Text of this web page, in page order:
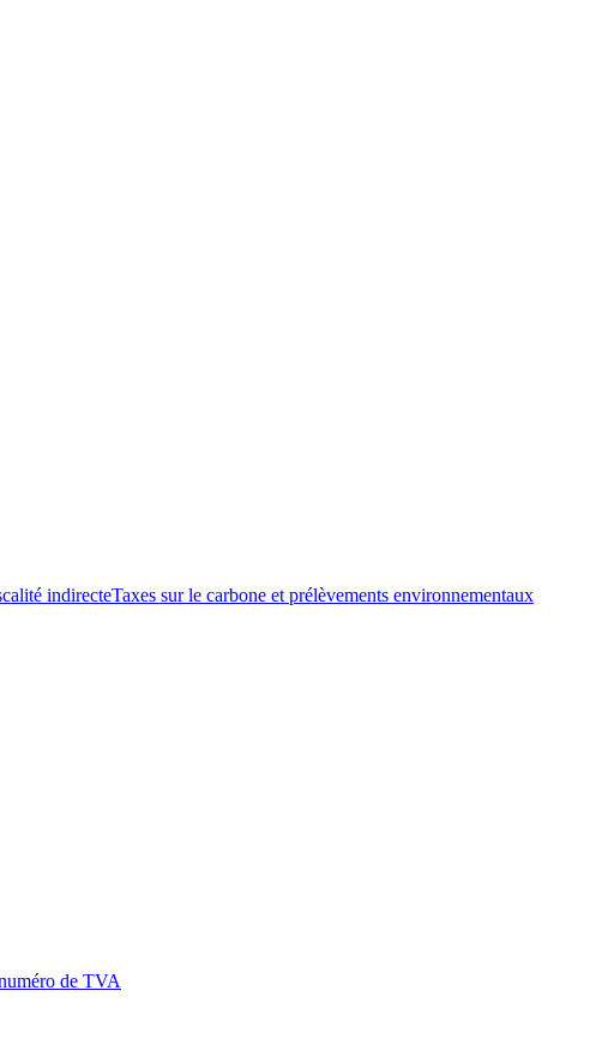
indirecteTaxes sur le carbone et prélèvements environnementaux
de TVA